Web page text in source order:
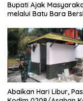
Bupati Ajak
melalui Batu Bara
Abaikan Hari Libur,